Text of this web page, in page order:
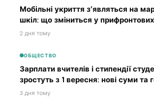
Мобільні укриття з’являться на
шкіл: що зміниться у
2 дня тому
ОБЩЕСТВО
Зарплати вчителів і стипендії
зростуть з 1 вересня: нові суми та
3 дня тому